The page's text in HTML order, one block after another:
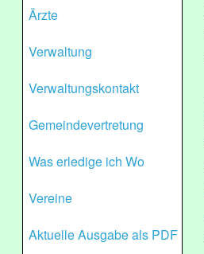
Ärzte
Verwaltung
Verwaltungskontakt
Gemeindevertretung
Was erledige ich Wo
Vereine
Aktuelle Ausgabe als PDF